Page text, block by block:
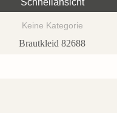
Schnellansicht
Keine Kategorie
Brautkleid 82688